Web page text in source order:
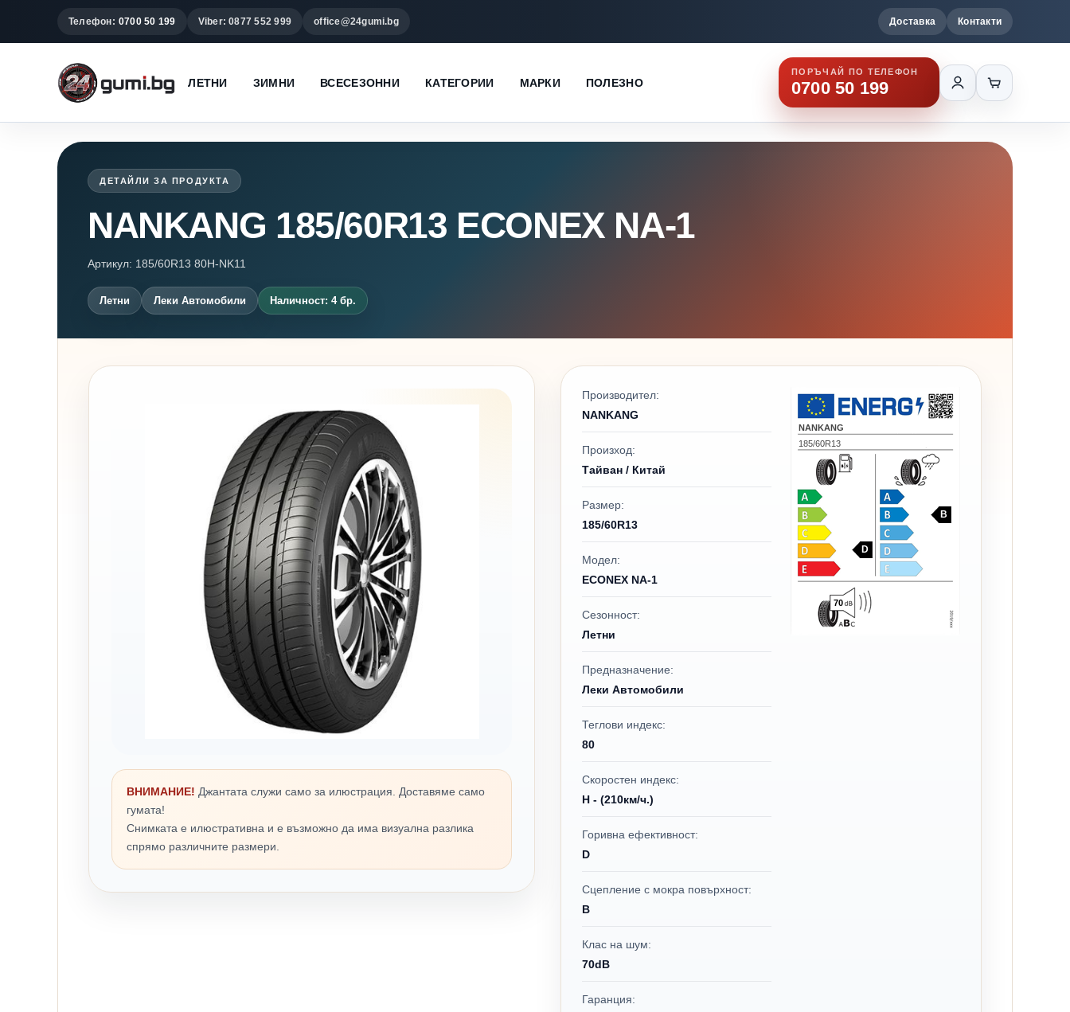
Телефон: 0700 50 199 Viber: 0877 552 999 office@24gumi.bg Доставка Контакти
ЛЕТНИ ЗИМНИ ВСЕСЕЗОННИ КАТЕГОРИИ МАРКИ ПОЛЕЗНО
ПОРЪЧАЙ ПО ТЕЛЕФОН
0700 50 199
ДЕТАЙЛИ ЗА ПРОДУКТА
NANKANG 185/60R13 ECONEX NA-1
Артикул: 185/60R13 80H-NK11
Летни Леки Автомобили Наличност: 4 бр.
ВНИМАНИЕ! Джантата служи само за илюстрация. Доставяме само
гумата!
Снимката е илюстративна и е възможно да има визуална разлика
спрямо различните размери.
Производител:
NANKANG
Произход:
Тайван / Китай
Размер:
185/60R13
Модел:
ECONEX NA-1
Сезонност:
Летни
Предназначение:
Леки Автомобили
Теглови индекс:
80
Скоростен индекс:
H - (210км/ч.)
Горивна ефективност:
D
Сцепление с мокра повърхност:
B
Клас на шум:
70dB
Гаранция:
NANKANG
185/60R13
D
B
70